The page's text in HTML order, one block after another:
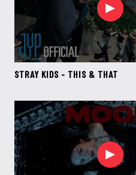
STRAY KIDS - THIS & THAT